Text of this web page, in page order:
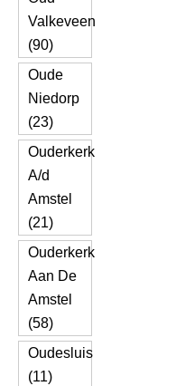
Valkeveen
(90)
Oude
Niedorp
(23)
Ouderkerk
A/d
Amstel
(21)
Ouderkerk
Aan De
Amstel
(58)
Oudesluis
(11)